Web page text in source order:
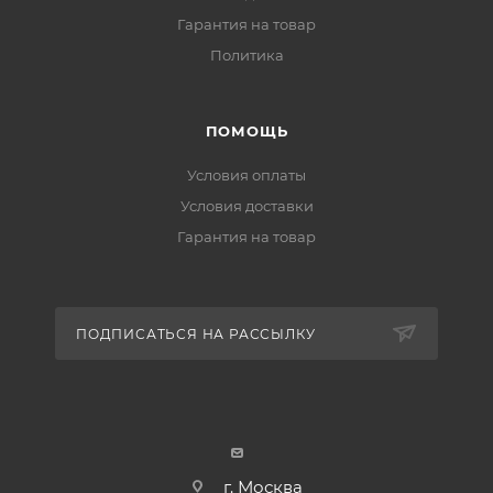
Гарантия на товар
Политика
ПОМОЩЬ
Условия оплаты
Условия доставки
Гарантия на товар
ПОДПИСАТЬСЯ НА РАССЫЛКУ
г. Москва